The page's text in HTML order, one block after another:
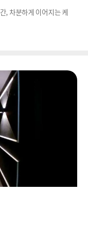
, 차분하게 이어지는 케